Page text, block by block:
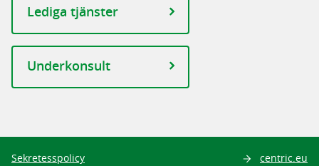
Sök
Lediga tjänster
Underkonsult
Sekretesspolicy centric.eu